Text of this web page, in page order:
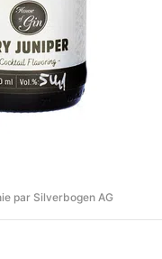
par Silverbogen AG